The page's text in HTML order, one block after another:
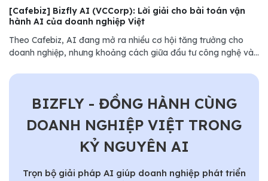
[Cafebiz] Bizfly AI (VCCorp): Lời giải cho bài toán vận
hành AI của doanh nghiệp Việt
Theo Cafebiz, AI đang mở ra nhiều cơ hội tăng trưởng cho
doanh nghiệp, nhưng khoảng cách giữa đầu tư công nghệ và
chọn cách tiếp cận khác...........
BIZFLY - ĐỒNG HÀNH CÙNG
DOANH NGHIỆP VIỆT TRONG
KỶ NGUYÊN AI
Trọn bộ giải pháp AI giúp doanh nghiệp phát triển